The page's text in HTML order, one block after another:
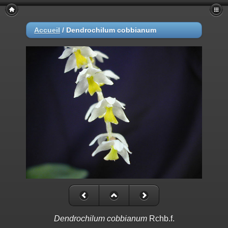
Accueil / Dendrochilum cobbianum
Dendrochilum cobbianumRchb.f.